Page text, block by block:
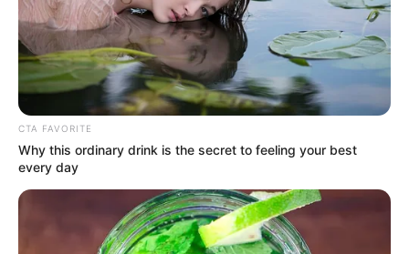
CTA FAVORITE
Why this ordinary drink is the secret to feeling your best
every day